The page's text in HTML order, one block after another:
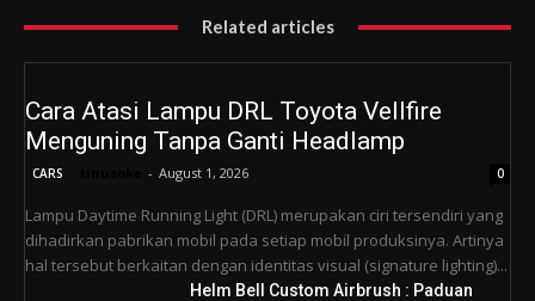
Related articles
Cara Atasi Lampu DRL Toyota Vellfire
Menguning Tanpa Ganti Headlamp
CARS - August 1, 2026 0
Lampu Daytime Running Light (DRL) merupakan ciri tersendiri yang
dihadirkan pabrikan mobil pada setiap mobil produksinya. Artinya
hal tersebut berkaitan dengan identitas visual (signature lighting)...
Helm Bell Custom Airbrush : Paduan